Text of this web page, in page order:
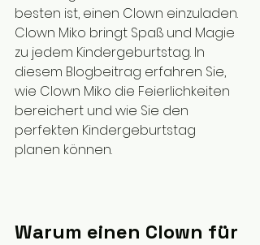
besten ist, einen Clown einzuladen.
Clown Miko bringt Spaß und Magie
zu jedem Kindergeburtstag. In
diesem Blogbeitrag erfahren Sie,
wie Clown Miko die Feierlichkeiten
bereichert und wie Sie den
perfekten Kindergeburtstag
planen können.
Warum einen Clown für